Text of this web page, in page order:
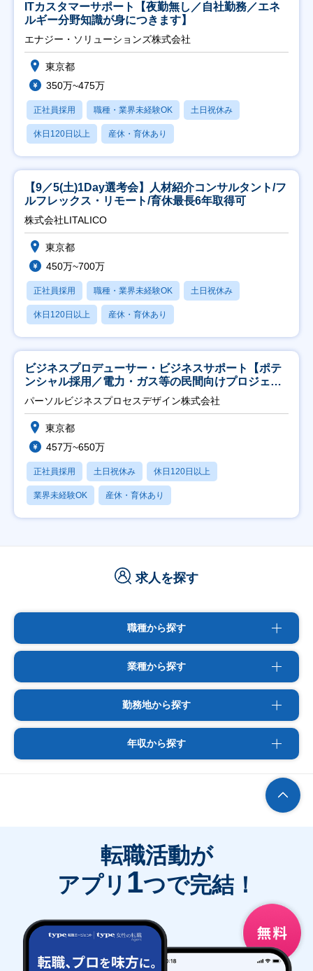
ITカスタマーサポート【夜勤無し／自社勤務／エネ
ルギー分野知識が身につきます】
エナジー・ソリューションズ株式会社
東京都
350万~475万
正社員採用 職種・業界未経験OK 土日祝休み
休日120日以上 産休・育休あり
【9／5(土)1Day選考会】人材紹介コンサルタント/フ
ルフレックス・リモート/育休最長6年取得可
株式会社LITALICO
東京都
450万~700万
正社員採用 職種・業界未経験OK 土日祝休み
休日120日以上 産休・育休あり
ビジネスプロデューサー・ビジネスサポート【ポテ
ンシャル採用／電力・ガス等の民間向けプロジェク
ト推進】
パーソルビジネスプロセスデザイン株式会社
東京都
457万~650万
正社員採用 土日祝休み 休日120日以上
業界未経験OK 産休・育休あり
求人を探す
職種から探す
業種から探す
勤務地から探す
年収から探す
転職活動が
アプリ 1つで完結！